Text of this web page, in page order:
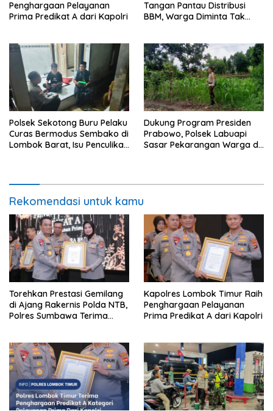
Penghargaan Pelayanan
Prima Predikat A dari Kapolri
Tangan Pantau Distribusi
BBM, Warga Diminta Tak
Polsek Sekotong Buru Pelaku
Curas Bermodus Sembako di
Lombok Barat, Isu Penculikan
Dukung Program Presiden
Prabowo, Polsek Labuapi
Sasar Pekarangan Warga di
Rekomendasi untuk kamu
Torehkan Prestasi Gemilang
di Ajang Rakernis Polda NTB,
Polres Sumbawa Terima
Kapolres Lombok Timur Raih
Penghargaan Pelayanan
Prima Predikat A dari Kapolri